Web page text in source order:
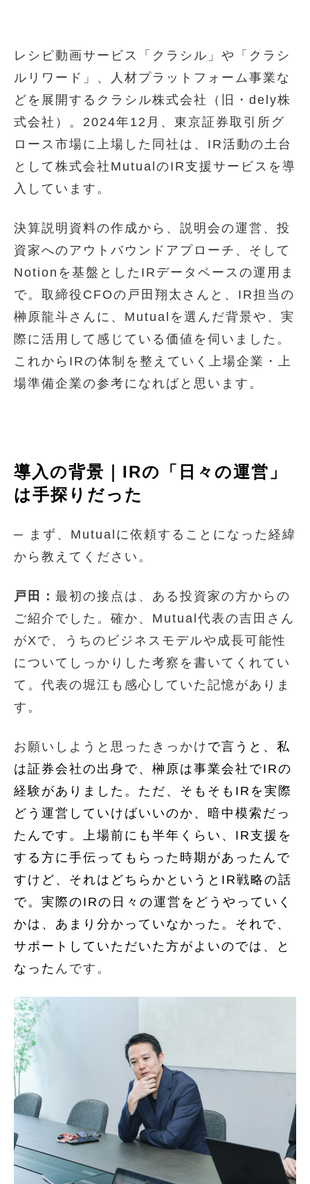
レシピ動画サービス「クラシル」や「クラシ
ルリワード」、人材プラットフォーム事業な
どを展開するクラシル株式会社（旧・dely株
式会社）。2024年12月、東京証券取引所グ
ロース市場に上場した同社は、IR活動の土台
として株式会社MutualのIR支援サービスを導
入しています。
決算説明資料の作成から、説明会の運営、投
資家へのアウトバウンドアプローチ、そして
Notionを基盤としたIRデータベースの運用ま
で。取締役CFOの戸田翔太さんと、IR担当の
榊原龍斗さんに、Mutualを選んだ背景や、実
際に活用して感じている価値を伺いました。
これからIRの体制を整えていく上場企業・上
場準備企業の参考になればと思います。
導入の背景｜IRの「日々の運営」
は手探りだった
─ まず、Mutualに依頼することになった経緯
から教えてください。
戸田： 最初の接点は、ある投資家の方からの
ご紹介でした。確か、Mutual代表の吉田さん
がXで、うちのビジネスモデルや成長可能性
についてしっかりした考察を書いてくれてい
て。代表の堀江も感心していた記憶がありま
す。
お願いしようと思ったきっかけ で言うと、私
は証券会社の出身で、榊原は事業会社でIRの
経験がありました。ただ、そもそもIRを実際
どう運営していけばいいのか、暗中模索だっ
たんです。上場前にも半年くらい、IR支援を
する方に手伝ってもらった時期があったんで
すけど、それはどちらかというとIR戦略の話
で。実際のIRの日々の運営をどうやっていく
かは、あまり分かっていなかった。それで、
サポートしていただいた方がよいのでは、と
なった んです。